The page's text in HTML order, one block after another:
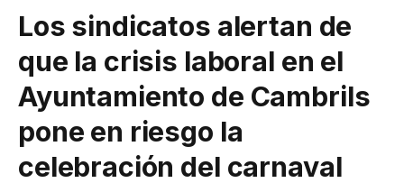
Los sindicatos alertan de
que la crisis laboral en el
Ayuntamiento de Cambrils
pone en riesgo la
celebración del carnaval